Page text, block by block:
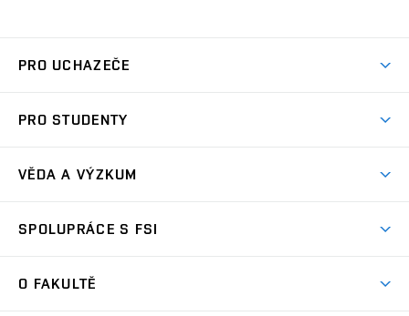
PRO UCHAZEČE
Ambasadoři studia
Zápisy
PRO STUDENTY
Studijní předpisy
Pro prváky
VĚDA A VÝZKUM
Oblasti výzkumu
SPOLUPRÁCE S FSI
O FAKULTĚ